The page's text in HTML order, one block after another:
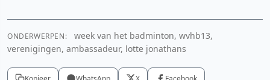
ONDERWERPEN:
week van het badminton, wvhb13,
verenigingen, ambassadeur, lotte jonathans